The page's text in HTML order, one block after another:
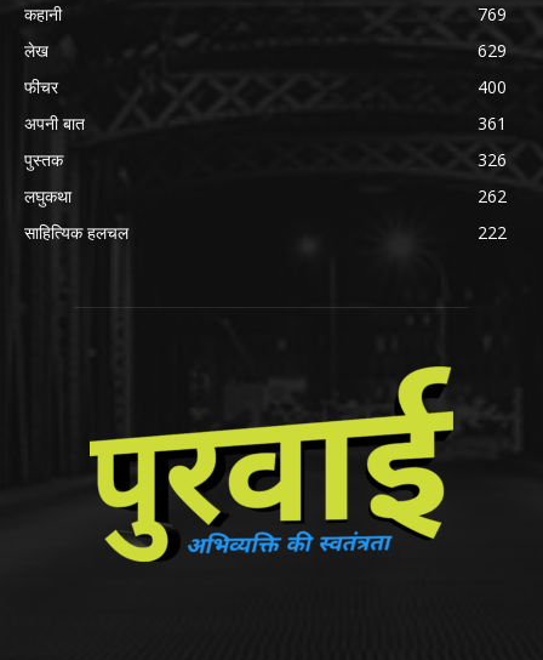
कहानी
769
लेख
629
फीचर
400
अपनी बात
361
पुस्तक
326
लघुकथा
262
साहित्यिक हलचल
222